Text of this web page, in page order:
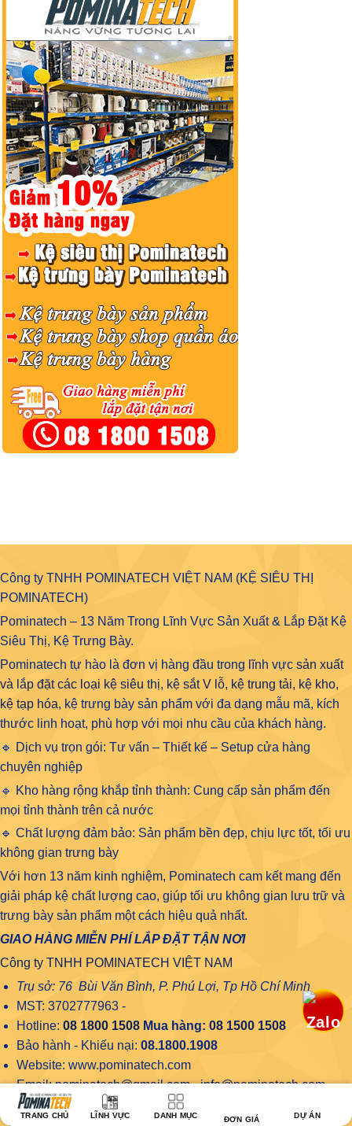
Công ty TNHH POMINATECH VIỆT NAM (KỆ SIÊU THỊ
POMINATECH)
Pominatech – 13 Năm Trong Lĩnh Vực Sản Xuất & Lắp Đặt Kệ
Siêu Thị, Kệ Trưng Bày.
Pominatech tự hào là đơn vị hàng đầu trong lĩnh vực sản xuất
và lắp đặt các loại kệ siêu thị, kệ sắt V lỗ, kệ trung tải, kệ kho,
kệ tạp hóa, kệ trưng bày sản phẩm với đa dạng mẫu mã, kích
thước linh hoạt, phù hợp với mọi nhu cầu của khách hàng.
🔹 Dịch vụ trọn gói: Tư vấn – Thiết kế – Setup cửa hàng
chuyên nghiệp
🔹 Kho hàng rộng khắp tỉnh thành: Cung cấp sản phẩm đến
mọi tỉnh thành trên cả nước
🔹 Chất lượng đảm bảo: Sản phẩm bền đẹp, chịu lực tốt, tối ưu
không gian trưng bày
Với hơn 13 năm kinh nghiệm, Pominatech cam kết mang đến
giải pháp kệ chất lượng cao, giúp tối ưu không gian lưu trữ và
trưng bày sản phẩm một cách hiệu quả nhất.
GIAO HÀNG MIỄN PHÍ LẮP ĐẶT TẬN NƠI
Công ty TNHH POMINATECH VIỆT NAM
Trụ sở: 76 Bùi Văn Bình, P. Phú Lợi, Tp Hồ Chí Minh
MST: 3702777963 -
Hotline: 08 1800 1508Mua hàng: 08 1500 1508
Bảo hành - Khiếu nại: 08.1800.1908
Website: www.pominatech.com
Email: pominatech@gmail.com - info@pominatech.com
TRANG CHỦ LĨNH VỰC DANH MỤC ĐƠN GIÁ DỰ ÁN